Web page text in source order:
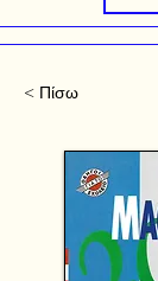
< Πίσω